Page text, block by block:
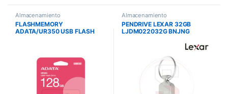
Almacenamiento
FLASHMEMORY
ADATA/UR350 USB FLASH
Almacenamiento
PENDRIVE LEXAR 32GB
LJDM022032G BNJNG